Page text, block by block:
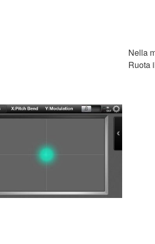
Nella
Ruota